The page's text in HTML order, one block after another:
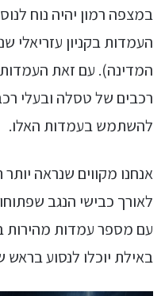
במצפה רמון יהיה נוח
העמדות בקניון
המדינה). עם זאת
רכבים של טסלה ובעלי
להשתמש בעמדות האלו.
אנחנו מקווים שנראה
לאורך כבישי הנגב
עם מספר עמדות
באילת יוכלו לנסוע